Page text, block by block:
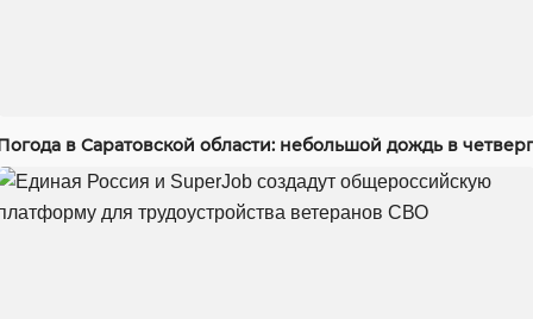
в Саратовской области: небольшой дождь в четверг